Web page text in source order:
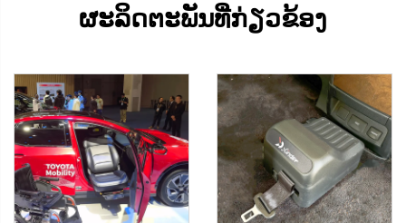
ຜະລິດຕະພັນທີ່ກ່ຽວຂ້ອງ